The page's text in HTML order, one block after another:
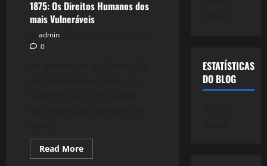
1875: Os Direitos Humanos dos
mais Vulneráveis
admin
0
Read MoreRead
more
ESTATÍSTICAS
DO BLOG